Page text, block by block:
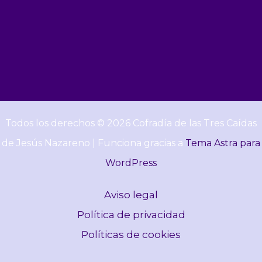
Todos los derechos © 2026 Cofradía de las Tres Caídas
de Jesús Nazareno | Funciona gracias a Tema Astra para
WordPress
Aviso legal
Política de privacidad
Políticas de cookies